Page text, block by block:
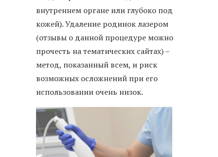
внутреннем органе или глубоко под
кожей). Удаление родинок лазером
(отзывы о данной процедуре можно
прочесть на тематических сайтах) –
метод, показанный всем, и риск
возможных осложнений при его
использовании очень низок.